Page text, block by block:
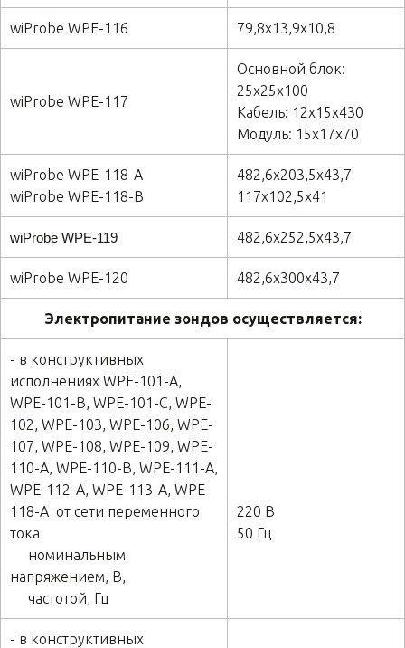
wiProbe WPE-116 79,8х13,9х10,8
wiProbe WPE-117
Основной блок:
25х25х100
Кабель: 12х15х430
Модуль: 15х17х70
wiProbe WPE-118-A
wiProbe WPE-118-B
482,6х203,5х43,7
117х102,5х41
wiProbe WPE-119 482,6х252,5х43,7
wiProbe WPE-120 482,6х300х43,7
Электропитание зондов осуществляется:
- в конструктивных
исполнениях WPE-101-А,
WPE-101-В, WPE-101-С, WPE-
102, WPE-103, WPE-106, WPE-
107, WPE-108, WPE-109, WPE-
110-А, WPE-110-В, WPE-111-А,
WPE-112-А, WPE-113-А, WPE-
118-А от сети переменного
тока
номинальным
напряжением, В,
частотой, Гц
220 В
50 Гц
- в конструктивных